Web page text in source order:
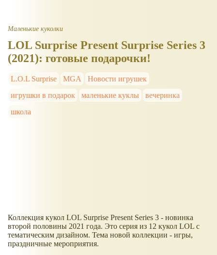
Маленькие куколки
LOL Surprise Present Surprise Series 3
(2021): готовые подарочки!
L.O.L Surprise MGA
Новости игрушек
игрушки в подарок
маленькие куклы
вечеринка
школа
Коллекция кукол LOL Surprise Present Series 3 - новинка
второй половины 2021 года. Это серия из 12 кукол LOL с
тематическим дизайном. Тема новой коллекции - игры,
праздничные мероприятия.